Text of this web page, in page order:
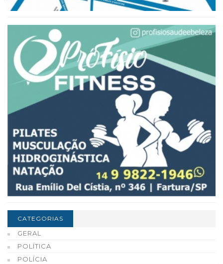
CATEGORIAS
GERAL
POLÍTICA
POLÍCIA